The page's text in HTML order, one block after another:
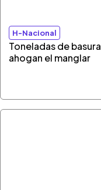
H-Nacional
Toneladas de basura
ahogan el manglar